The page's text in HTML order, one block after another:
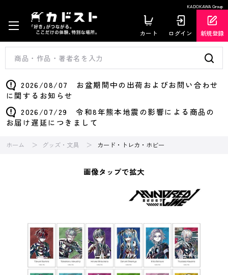
KADOKAWA Group
カート ログイン 新規登録
2026/08/07 お盆期間中の出荷およびお問い合わせ
に関するお知らせ
2026/07/29 令和8年熊本地震の影響による商品の
お届け遅延につきまして
ホーム グッズ・文具 カード・トレカ・ホビー
画像タップで拡大